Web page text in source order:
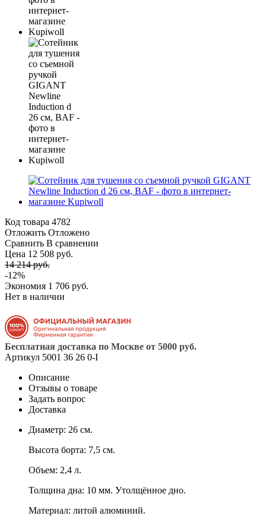
Код товара 4782
Отложить Отложено
Сравнить В сравнении
Цена 12 508 руб.
14 214 руб.
-12%
Экономия 1 706 руб.
Нет в наличии
Бесплатная доставка по Москве от 5000 руб.
Артикул 5001 36 26 0-I
Описание
Отзывы о товаре
Задать вопрос
Доставка
Диаметр: 26 см.
Высота борта: 7,5 см.
Объем: 2,4 л.
Толщина дна: 10 мм. Утолщённое дно.
Материал: литой алюминий.